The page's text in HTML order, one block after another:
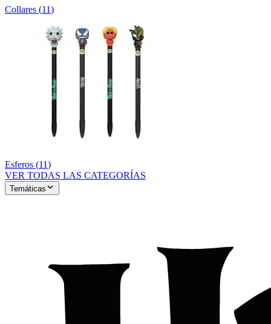
Collares (11)
Esferos (11)
VER TODAS LAS CATEGORÍAS
Temáticas